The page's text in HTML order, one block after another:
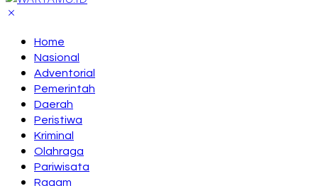
Home
Nasional
Adventorial
Pemerintah
Daerah
Peristiwa
Kriminal
Olahraga
Pariwisata
Ragam